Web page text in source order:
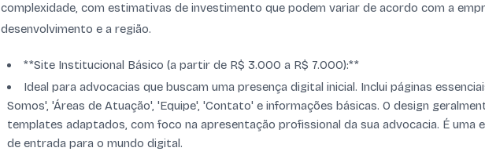
complexidade, com estimativas de investimento que podem variar de acordo com a
desenvolvimento e a região.
**Site Institucional Básico (a partir de R$ 3.000 a R$ 7.000):**
Ideal para advocacias que buscam uma presença digital inicial. Inclui páginas
Somos', 'Áreas de Atuação', 'Equipe', 'Contato' e informações básicas. O design
templates adaptados, com foco na apresentação profissional da sua advocacia. É uma
de entrada para o mundo digital.